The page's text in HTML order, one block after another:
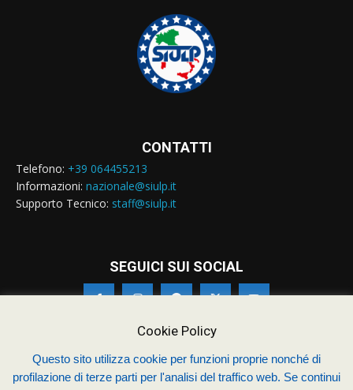
CONTATTI
Telefono: +39 064455213
Informazioni: nazionale@siulp.it
Supporto Tecnico: staff@siulp.it
SEGUICI SUI SOCIAL
© Siulp 2026 - C.F.97014000588 - Realizzato dastudio4s.com
Cookie Policy
Questo sito utilizza cookie per funzioni proprie nonché di
profilazione di terze parti per l'analisi del traffico web. Se continui